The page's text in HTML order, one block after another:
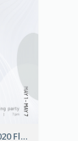
Film Festival 2020 Flyer